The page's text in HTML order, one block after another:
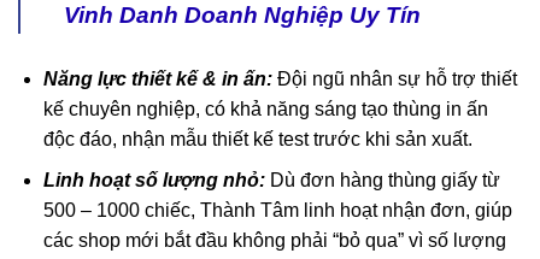
Vinh Danh Doanh Nghiệp Uy Tín
Năng lực thiết kế & in ấn: Đội ngũ nhân sự hỗ trợ thiết
kế chuyên nghiệp, có khả năng sáng tạo thùng in ấn
độc đáo, nhận mẫu thiết kế test trước khi sản xuất.
Linh hoạt số lượng nhỏ:Dù đơn hàng thùng giấy từ
500 – 1000 chiếc, Thành Tâm linh hoạt nhận đơn, giúp
các shop mới bắt đầu không phải “bỏ qua” vì số lượng